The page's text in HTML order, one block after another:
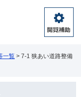
閲
覧
助
一覧 > 7-1 狭あい道路整備